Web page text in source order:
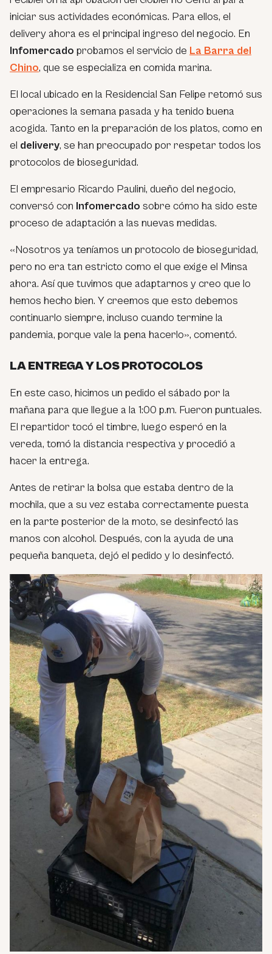
iniciar sus actividades económicas. Para ellos, el
delivery ahora es el principal ingreso del negocio. En
Infomercado probamos el servicio de La Barra del
Chino, que se especializa en comida marina.
El local ubicado en la Residencial San Felipe retomó sus
operaciones la semana pasada y ha tenido buena
acogida. Tanto en la preparación de los platos, como en
el delivery, se han preocupado por respetar todos los
protocolos de bioseguridad.
El empresario Ricardo Paulini, dueño del negocio,
conversó con Infomercado sobre cómo ha sido este
proceso de adaptación a las nuevas medidas.
«Nosotros ya teníamos un protocolo de bioseguridad,
pero no era tan estricto como el que exige el Minsa
ahora. Así que tuvimos que adaptarnos y creo que lo
hemos hecho bien. Y creemos que esto debemos
continuarlo siempre, incluso cuando termine la
pandemia, porque vale la pena hacerlo», comentó.
LA ENTREGA Y LOS PROTOCOLOS
En este caso, hicimos un pedido el sábado por la
mañana para que llegue a la 1:00 p.m. Fueron puntuales.
El repartidor tocó el timbre, luego esperó en la
vereda, tomó la distancia respectiva y procedió a
hacer la entrega.
Antes de retirar la bolsa que estaba dentro de la
mochila, que a su vez estaba correctamente puesta
en la parte posterior de la moto, se desinfectó las
manos con alcohol. Después, con la ayuda de una
pequeña banqueta, dejó el pedido y lo desinfectó.